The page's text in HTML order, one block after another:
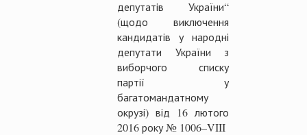
депутатів України“
(щодо виключення
кандидатів у народні
депутати України з
виборчого списку
партії у
багатомандатному
окрузі) від 16 лютого
2016 року № 1006–VIII